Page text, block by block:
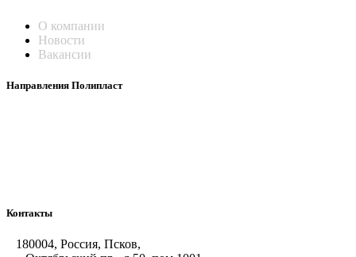
О компании
Новости
Вакансии
Направления Полипласт
Контакты
180004, Россия, Псков,